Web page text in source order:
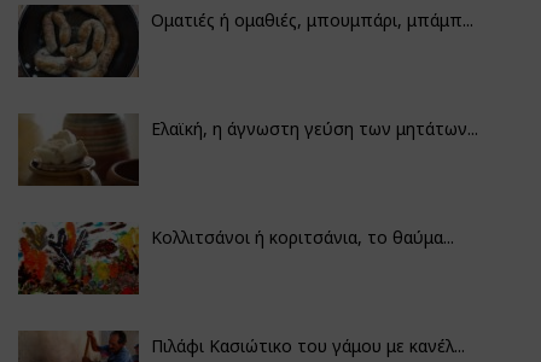
Οματιές ή ομαθιές, μπουμπάρι, μπάμπ...
Ελαϊκή, η άγνωστη γεύση των μητάτων...
Κολλιτσάνοι ή κοριτσάνια, το θαύμα...
Πιλάφι Κασιώτικο του γάμου με κανέλ...